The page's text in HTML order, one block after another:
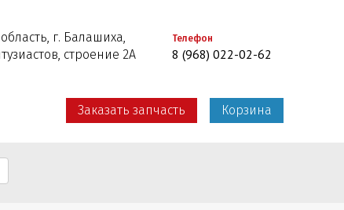
г. Балашиха,
строение 2А
Телефон
8 (968) 022-02-62
Заказать запчасть Корзина